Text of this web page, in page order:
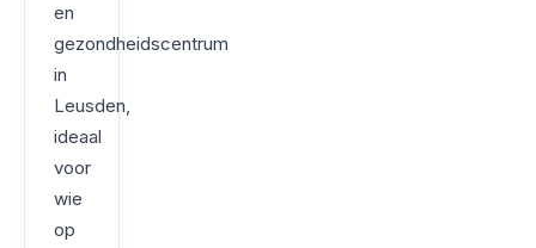
en
gezondheidscentrum
in
Leusden,
ideaal
voor
wie
op